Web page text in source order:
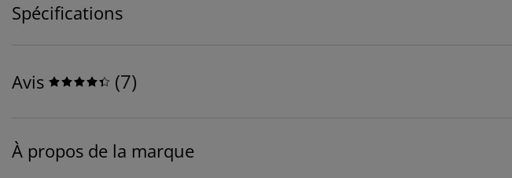
Spécifications
Avis (7)
À propos de la marque